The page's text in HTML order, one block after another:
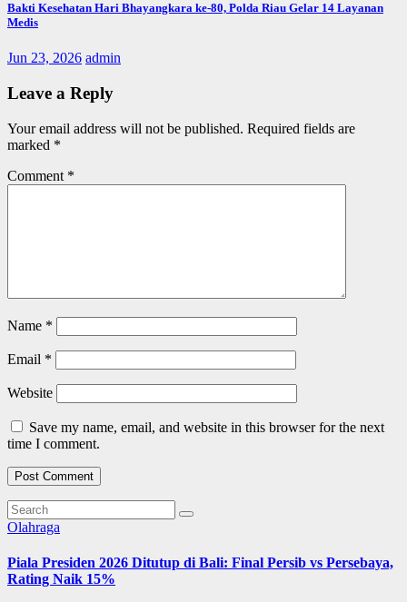
Bakti Kesehatan Hari Bhayangkara ke-80, Polda Riau Gelar 14 Layanan
Medis
Jun 23, 2026 admin
Leave a Reply
Your email address will not be published. Required fields are
marked *
Comment *
Name *
Email *
Website
Save my name, email, and website in this browser for the next
time I comment.
Olahraga
Piala Presiden 2026 Ditutup di Bali: Final Persib vs Persebaya,
Rating Naik 15%